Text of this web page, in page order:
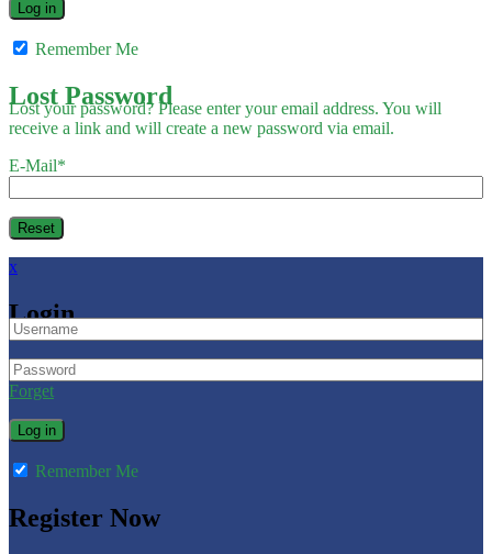
Remember Me
Lost Password
Lost your password? Please enter your email address. You will
receive a link and will create a new password via email.
E-Mail*
x
Login
Forget
Remember Me
Register Now